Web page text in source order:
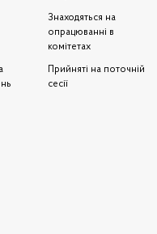
Знаходяться на
опрацюванні в
комітетах
Прийняті на поточній
сесії